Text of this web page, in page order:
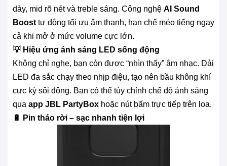
dày, mid rõ nét và treble sáng. Công nghệ AI Sound
Boost tự động tối ưu âm thanh, hạn chế méo tiếng ngay
cả khi mở ở mức volume cực lớn.
💡 Hiệu ứng ánh sáng LED sống động
Không chỉ nghe, bạn còn được “nhìn thấy” âm nhạc. Dải
LED đa sắc chạy theo nhịp điệu, tạo nên bầu không khí
cực kỳ sôi động. Bạn có thể tùy chỉnh chế độ ánh sáng
qua app JBL PartyBox hoặc nút bấm trực tiếp trên loa.
🔋 Pin tháo rời – sạc nhanh tiện lợi